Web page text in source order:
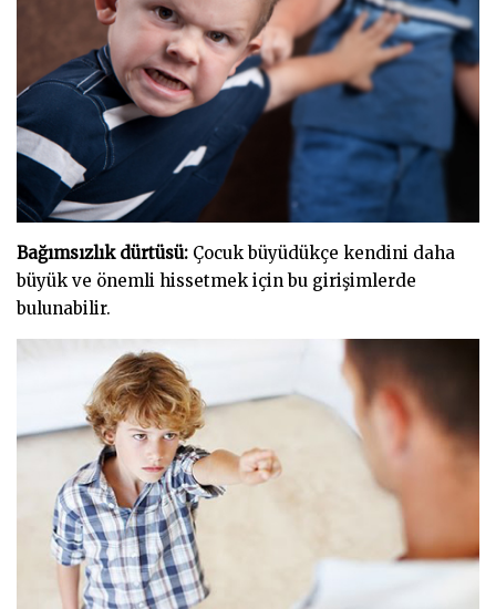
Bağımsızlık dürtüsü: Çocuk büyüdükçe kendini daha
büyük ve önemli hissetmek için bu girişimlerde
bulunabilir.